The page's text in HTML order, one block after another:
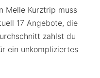
Melle Kurztrip muss
17 Angebote, die
zahlst du
ein unkompliziertes